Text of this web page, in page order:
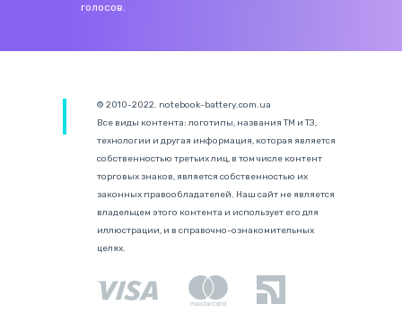
голосов.
© 2010-2022. notebook-battery.com.ua
Все виды контента: логотипы, названия ТМ и ТЗ,
технологии и другая информация, которая является
собственностью третьих лиц, в том числе контент
торговых знаков, является собственностью их
законных правообладателей. Наш сайт не является
владельцем этого контента и использует его для
иллюстрации, и в справочно-ознакомительных
целях.